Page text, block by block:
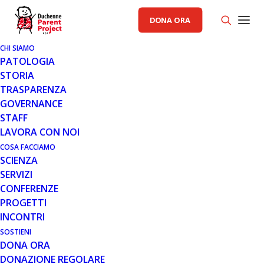
DONA ORA
CHI SIAMO
PATOLOGIA
STORIA
TRASPARENZA
GOVERNANCE
STAFF
LAVORA CON NOI
COSA FACCIAMO
SCIENZA
SERVIZI
CONFERENZE
PROGETTI
INCONTRI
SOSTIENI
DONA ORA
DONAZIONE REGOLARE
AREA SCIENZA PP
12 LUG 2012
ATALUREN: AGGIORNAMENTO
LUGLIO 2012